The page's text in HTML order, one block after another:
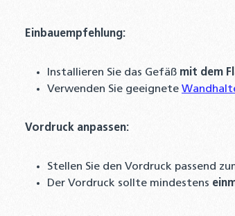
Einbauempfehlung:
Installieren Sie das Gefäß mit dem
Verwenden Sie geeignete
Vordruck anpassen:
Stellen Sie den Vordruck passend
Der Vordruck sollte mindestens